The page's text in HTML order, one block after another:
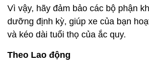
Vì vậy, hãy đảm bảo các bộ phận
dưỡng định kỳ, giúp xe của bạn
và kéo dài tuổi thọ của ắc quy.
Theo Lao động